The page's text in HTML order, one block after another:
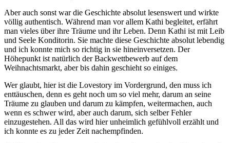
Aber auch sonst war die Geschichte absolut lesenswert und wirkte
völlig authentisch. Während man vor allem Kathi begleitet, erfährt
man vieles über ihre Träume und ihr Leben. Denn Kathi ist mit Leib
und Seele Konditorin. Sie machte diese Geschichte absolut lebendig
und ich konnte mich so richtig in sie hineinversetzen. Der
Höhepunkt ist natürlich der Backwettbewerb auf dem
Weihnachtsmarkt, aber bis dahin geschieht so einiges.
Wer glaubt, hier ist die Lovestory im Vordergrund, den muss ich
enttäuschen, denn es geht noch um so viel mehr, darum an seine
Träume zu glauben und darum zu kämpfen, weitermachen, auch
wenn es schwer wird, aber auch darum, sich selber Fehler
einzugestehen. All das wird hier unheimlich gefühlvoll erzählt und
ich konnte es zu jeder Zeit nachempfinden.